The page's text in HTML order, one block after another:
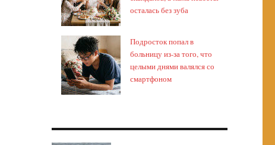
осталась без зуба
Подросток попал в
больницу из-за того, что
целыми днями валялся со
смартфоном